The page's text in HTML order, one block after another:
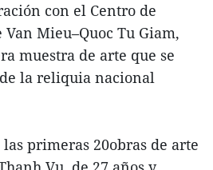
con el Centro de
Mieu–Quoc Tu Giam,
muestra de arte que se
la reliquia nacional
primeras 20obras de arte